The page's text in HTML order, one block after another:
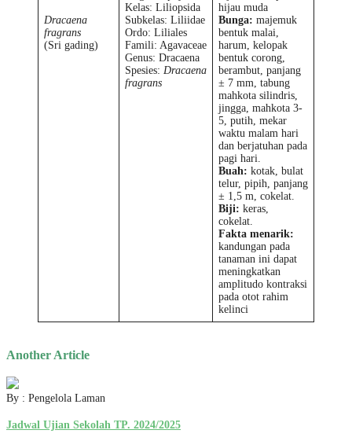
Dracaena
fragrans
(Sri gading)
Kelas: Liliopsida
Subkelas: Liliidae
Ordo: Liliales
Famili: Agavaceae
Genus: Dracaena
Spesies: Dracaena
fragrans
hijau muda
Bunga: majemuk
bentuk malai,
harum, kelopak
bentuk corong,
berambut, panjang
± 7 mm, tabung
mahkota silindris,
jingga, mahkota 3-
5, putih, mekar
waktu malam hari
dan berjatuhan pada
pagi hari.
Buah: kotak, bulat
telur, pipih, panjang
± 1,5 m, cokelat.
Biji: keras,
cokelat.
Fakta menarik:
kandungan pada
tanaman ini dapat
meningkatkan
amplitudo kontraksi
pada otot rahim
kelinci
Another Article
By : Pengelola Laman
Jadwal Ujian Sekolah TP. 2024/2025